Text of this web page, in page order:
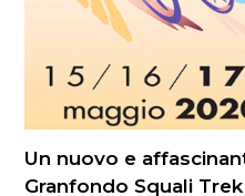
Un nuovo e
Granfondo Squali